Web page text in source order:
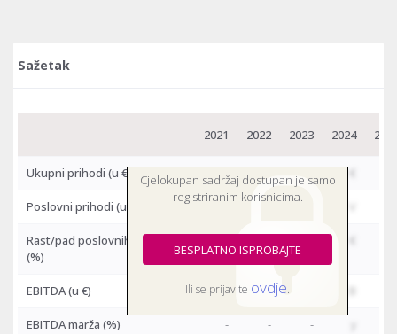
Sažetak
Cjelokupan sadržaj dostupan je samo
registriranim korisnicima.
BESPLATNO ISPROBAJTE
Ili se prijavite ovdje.
2021 2022 2023 2024
Ukupni prihodi (u €) -
Poslovni prihodi (u €)
Rast/pad poslovnih prihoda
(%)
EBITDA(u €) - -
EBITDA marža (%) - - -